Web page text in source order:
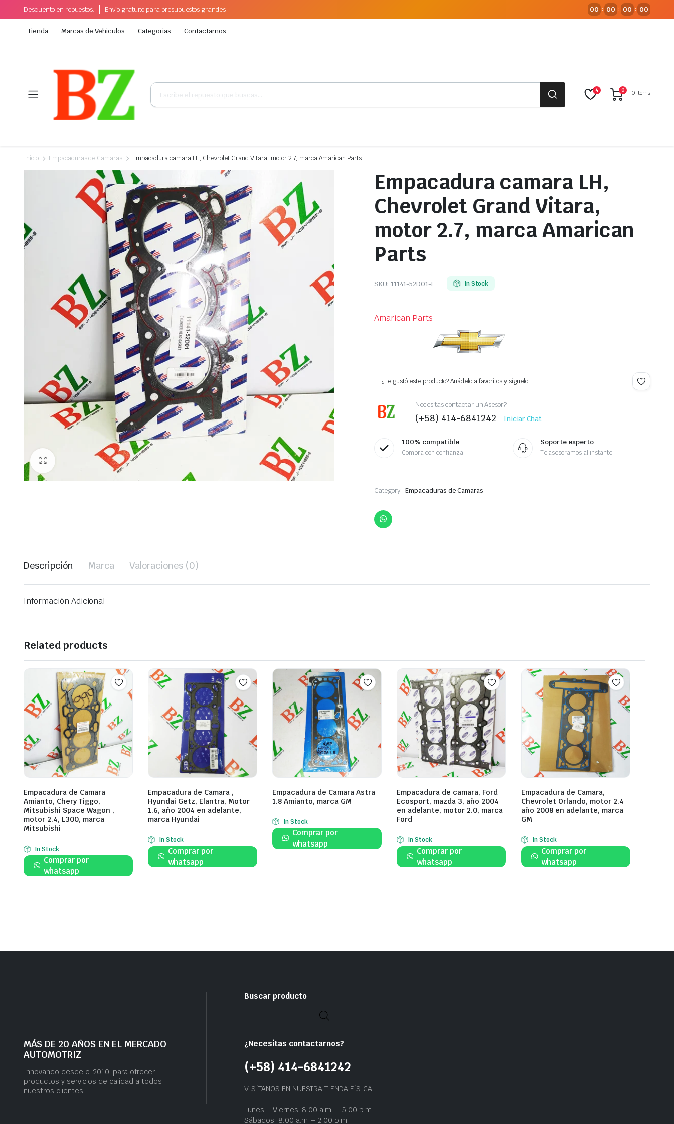
Descuento en repuestos. Envío gratuito para presupuestos grandes 00 : 00 : 00 : 00
Tienda Marcas de Vehiculos Categorias Contactarnos
Búsqueda
productos
4 0 0 items
Inicio Empacaduras de Camaras Empacadura camara LH, Chevrolet Grand Vitara, motor 2.7, marca Amarican Parts
Empacadura camara LH,
Chevrolet Grand Vitara,
motor 2.7, marca Amarican
Parts
SKU: 11141-52D01-L In Stock
Amarican Parts
¿Te gustó este producto? Añádelo a favoritos y síguelo.
Necesitas contactar un Asesor?
(+58) 414-6841242 Iniciar Chat
100% compatible
Compra con confianza
Soporte experto
Te asesoramos al instante
Category: Empacaduras de Camaras
Descripción Marca Valoraciones (0)
Información Adicional
Related products
Empacadura de Camara
Amianto, Chery Tiggo,
Mitsubishi Space Wagon ,
motor 2.4, L300, marca
Mitsubishi
In Stock
Comprar por
whatsapp
Empacadura de Camara ,
Hyundai Getz, Elantra, Motor
1.6, año 2004 en adelante,
marca Hyundai
In Stock
Comprar por
whatsapp
Empacadura de Camara Astra
1.8 Amianto, marca GM
In Stock
Comprar por
whatsapp
Empacadura de camara, Ford
Ecosport, mazda 3, año 2004
en adelante, motor 2.0, marca
Ford
In Stock
Comprar por
whatsapp
Empacadura de Camara,
Chevrolet Orlando, motor 2.4
año 2008 en adelante, marca
GM
In Stock
Comprar por
whatsapp
MÁS DE 20 AÑOS EN EL MERCADO
AUTOMOTRIZ
Innovando desde el 2010, para ofrecer
productos y servicios de calidad a todos
nuestros clientes.
Buscar producto
¿Necesitas contactarnos?
(+58) 414-6841242
VISÍTANOS EN NUESTRA TIENDA FÍSICA:
Lunes – Viernes: 8:00 a.m. – 5:00 p.m.
Sábados: 8:00 a.m. – 2:00 p.m.